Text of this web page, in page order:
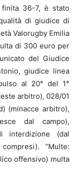
finita 36-7, è stato
di giudice di
Valorugby Emilia
di 300 euro per
del Giudice
giudice linea
al 20° del 1°
arbitro), 028/01
(minacce arbitro),
dal campo),
interdizione (dal
“Multe:
offensivo) multa